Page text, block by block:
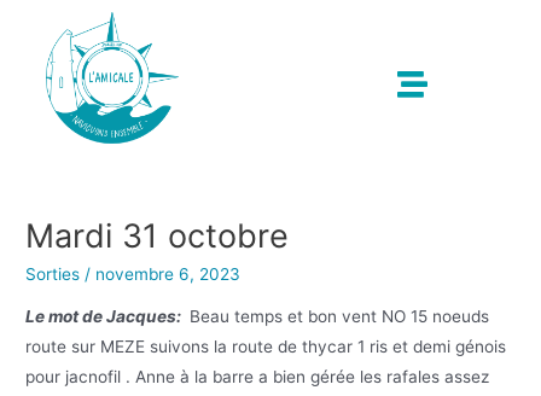
Mardi 31 octobre
Sorties / novembre 6, 2023
Le mot de Jacques: Beau temps et bon vent NO 15 noeuds
route sur MEZE suivons la route de thycar 1 ris et demi génois
pour jacnofil . Anne à la barre a bien gérée les rafales assez